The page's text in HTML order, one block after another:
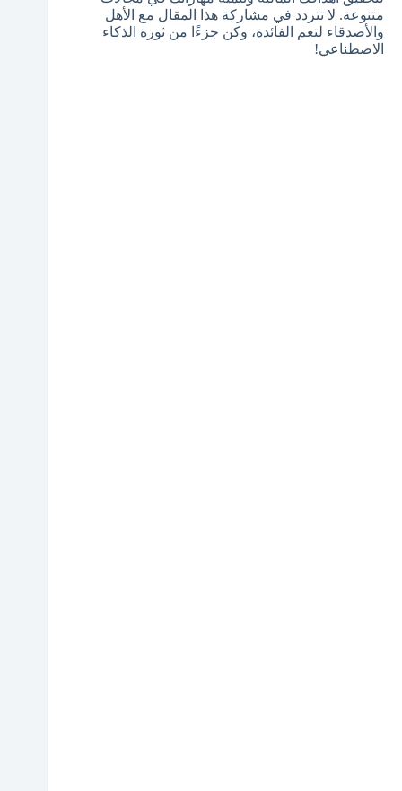
متنوعة. لا تتردد في مشاركة هذا المقال مع الأهل
والأصدقاء لتعم الفائدة، وكن جزءًا من ثورة الذكاء
الاصطناعي!